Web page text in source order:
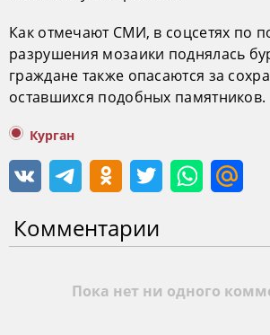
Как отмечают СМИ, в соцсетях по
разрушения мозаики поднялась
граждане также опасаются за
оставшихся подобных памятников.
Курган
Комментарии
Пока нет ни одного